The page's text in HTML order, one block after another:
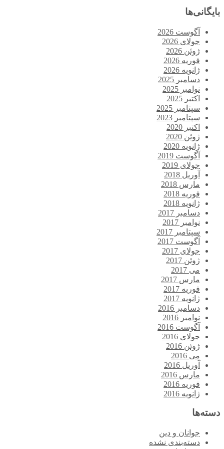
بایگانی‌ها
آگوست 2026
جولای 2026
ژوئن 2026
فوریه 2026
ژانویه 2026
دسامبر 2025
نوامبر 2025
اکتبر 2025
سپتامبر 2025
سپتامبر 2023
اکتبر 2020
ژوئن 2020
ژانویه 2020
آگوست 2019
جولای 2019
آوریل 2018
مارس 2018
فوریه 2018
ژانویه 2018
دسامبر 2017
نوامبر 2017
سپتامبر 2017
آگوست 2017
جولای 2017
ژوئن 2017
می 2017
مارس 2017
فوریه 2017
ژانویه 2017
دسامبر 2016
نوامبر 2016
آگوست 2016
جولای 2016
ژوئن 2016
می 2016
آوریل 2016
مارس 2016
فوریه 2016
ژانویه 2016
دسته‌ها
جوانان و دین
دسته‌بندی نشده